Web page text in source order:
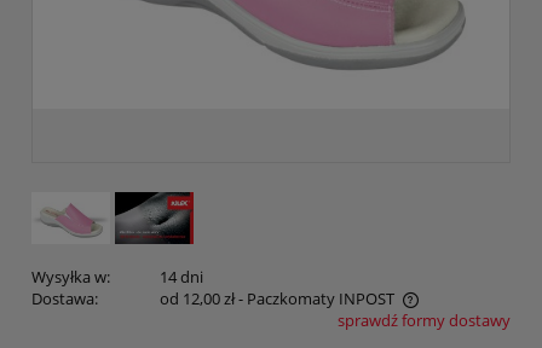
Wysyłka w:
14 dni
Dostawa:
od 12,00 zł- Paczkomaty INPOST
Cena nie zawiera ewentualnych kosztów płatnościsprawdź formy dostawy